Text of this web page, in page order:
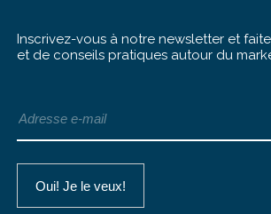
Inscrivez-vous à notre newsletter et
et de conseils pratiques autour du